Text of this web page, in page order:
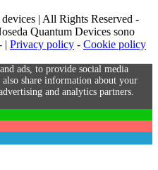
| All Rights Reserved -
Quantum Devices sono
| Privacy policy - Cookie policy
ads, to provide social media
share information about your
and analytics partners.